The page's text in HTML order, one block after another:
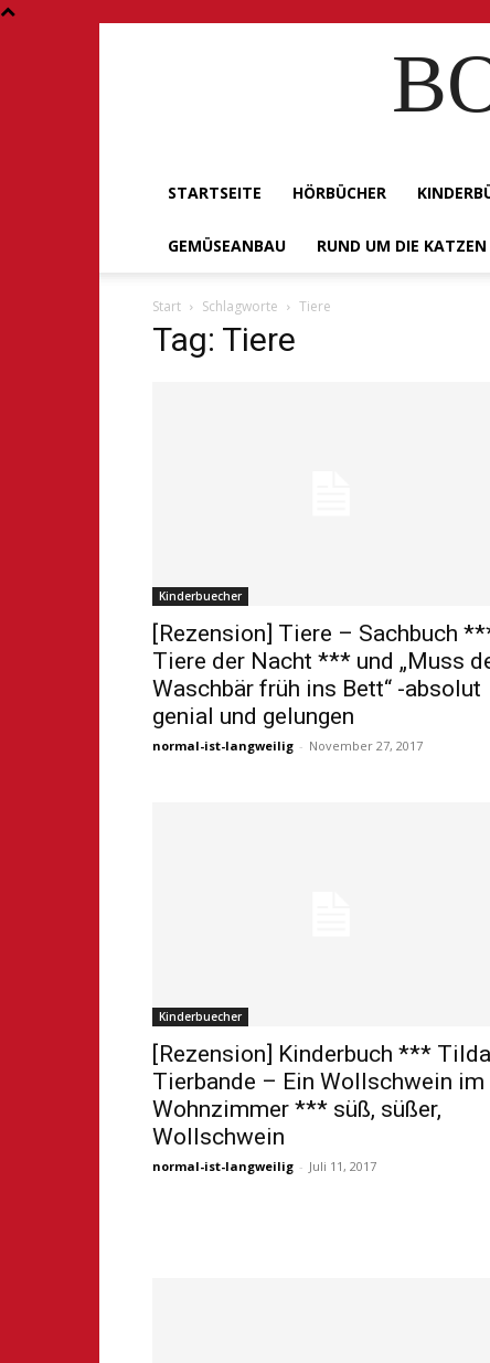
STARTSEITE HÖRBÜCHER
GEMÜSEANBAU RUND UM DIE KATZEN
Start Schlagworte Tiere
Tag: Tiere
Kinderbuecher
[Rezension] Tiere – Sachbuch
Tiere der Nacht *** und „Muss
Waschbär früh ins Bett“ -absolut
genial und gelungen
normal-ist-langweilig - November 27, 2017
Kinderbuecher
[Rezension] Kinderbuch ***
Tierbande – Ein Wollschwein im
Wohnzimmer *** süß, süßer,
Wollschwein
normal-ist-langweilig - Juli 11, 2017